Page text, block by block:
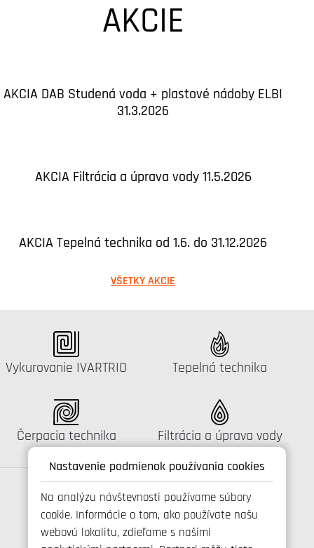
Nastavenie podmienok používania cookies
Na analýzu návštevnosti používame súbory
cookie. Informácie o tom, ako používate našu
webovú lokalitu, zdieľame s našimi
AKCIE
AKCIA DAB Studená voda + plastové nádoby ELBI
31.3.2026
AKCIA Filtrácia a úprava vody 11.5.2026
AKCIA Tepelná technika od 1.6. do 31.12.2026
VŠETKY AKCIE
Katalógus:
Vykurovanie IVARTRIO Katalógus:
Tepelná technika
Katalógus:
Čerpacia technika Katalógus:
Filtrácia a úprava vody
Spojte se s námi